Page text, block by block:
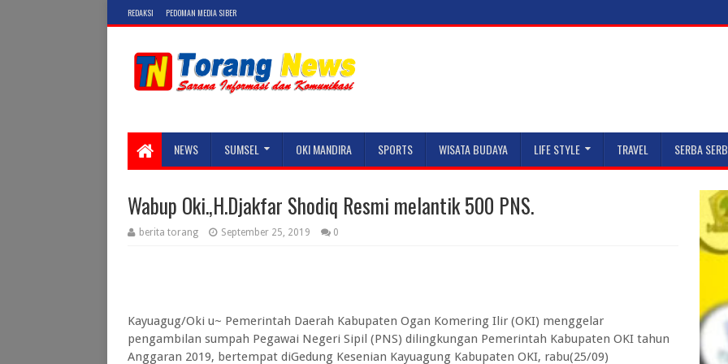
REDAKSI PEDOMAN MEDIA SIBER
NEWS SUMSEL OKI MANDIRA SPORTS WISATA BUDAYA LIFE STYLE TRAVEL SERBA
Wabup Oki.,H.Djakfar Shodiq Resmi melantik 500 PNS.
berita torang September 25, 2019 0
Kayuagug/Oki u~ Pemerintah Daerah Kabupaten Ogan Komering Ilir (OKI) menggelar
pengambilan sumpah Pegawai Negeri Sipil (PNS) dilingkungan Pemerintah Kabupaten OKI tahun
Anggaran 2019, bertempat diGedung Kesenian Kayuagung Kabupaten OKI, rabu(25/09)